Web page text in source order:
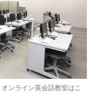
ンライン英会話教室はこ